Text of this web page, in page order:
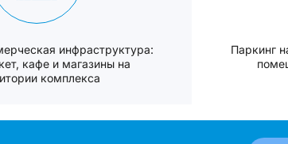
инфраструктура:
кафе и магазины на
комплекса
Паркинг